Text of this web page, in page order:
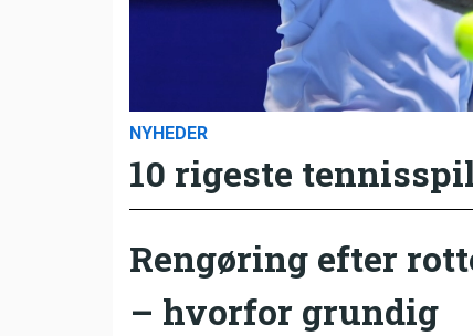
NYHEDER
10 rigeste
Rengøring efter
– hvorfor grundig